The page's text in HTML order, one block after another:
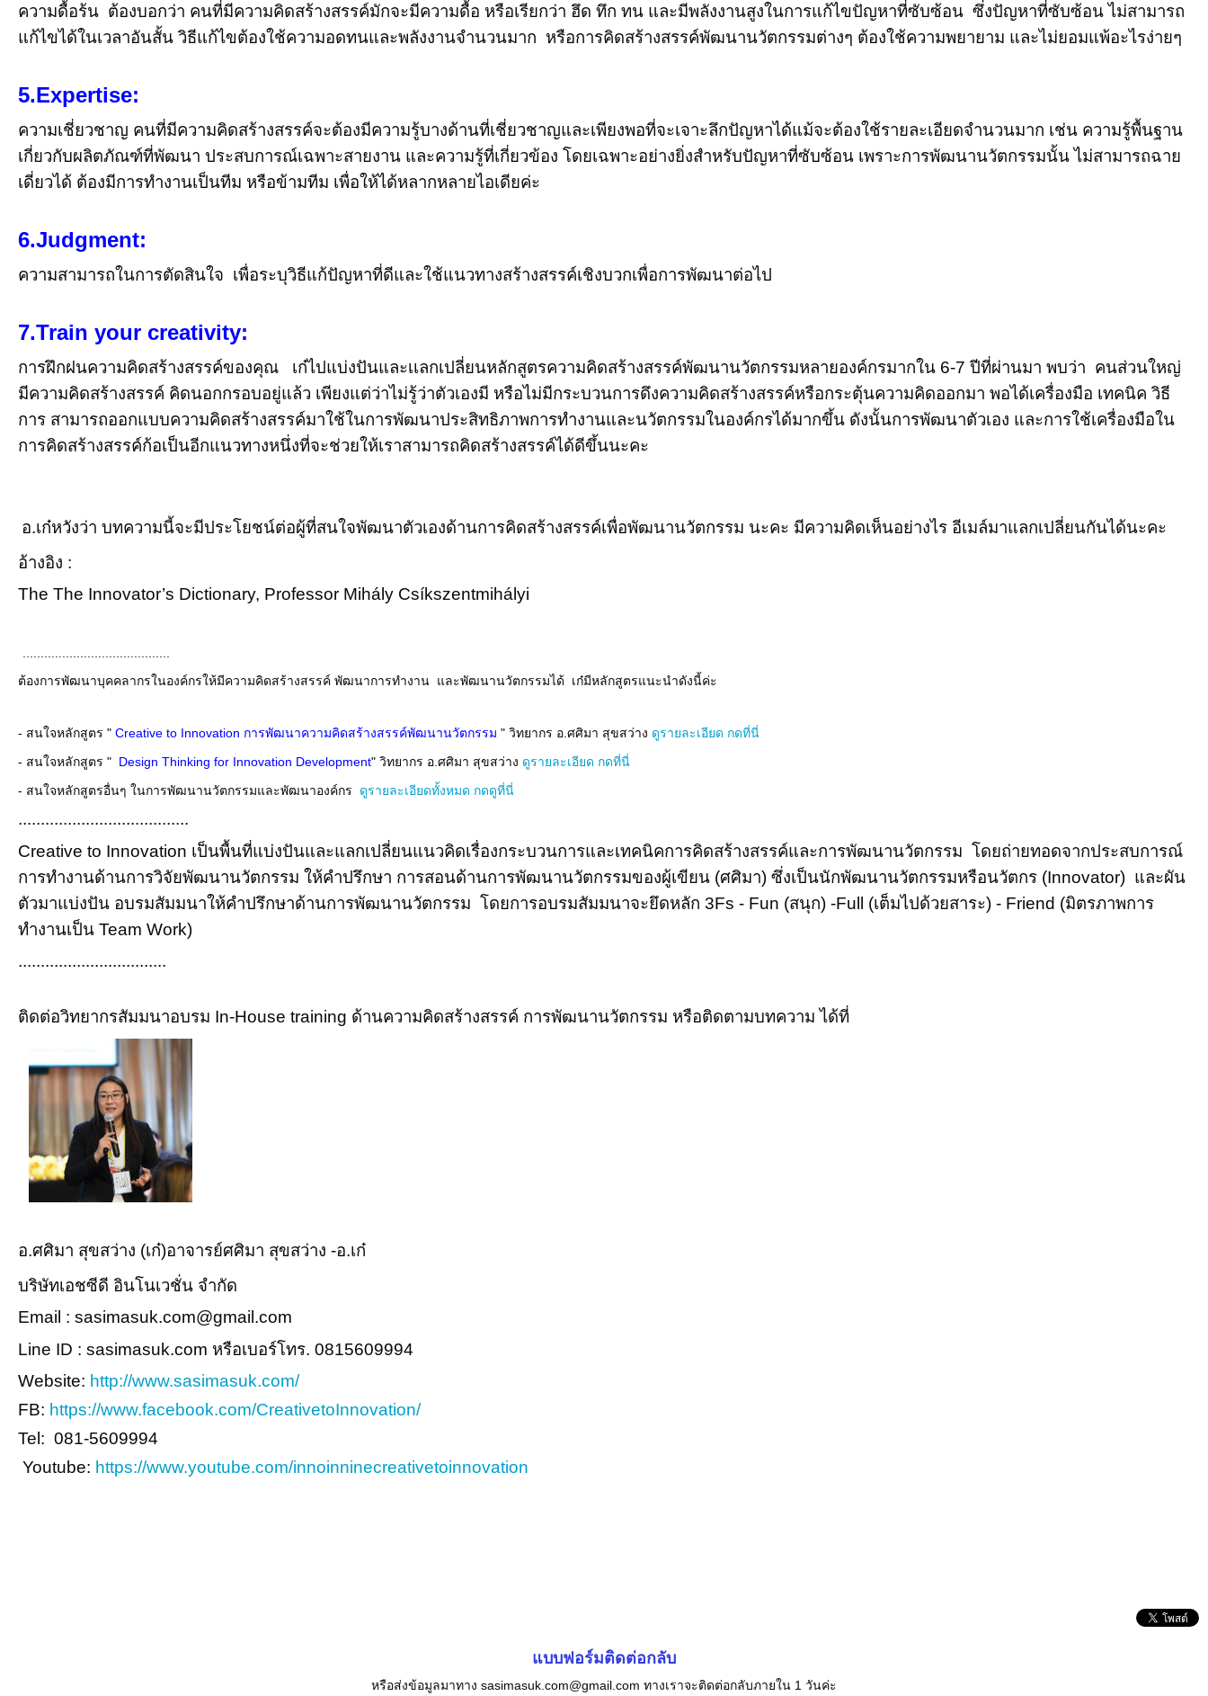
ความดื้อร้น ต้องบอกว่า คนที่มีความคิดสร้างสรรค์มักจะมีความดื้อ หรือเรียกว่า ฮึด ทึก ทน และมีพลังงานสูงในการแก้ไขปัญหาที่ซับซ้อน ซึ่งปัญหาที่ซับซ้อน ไม่สามารถ
แก้ไขได้ในเวลาอันสั้น วิธีแก้ไขต้องใช้ความอดทนและพลังงานจำนวนมาก หรือการคิดสร้างสรรค์พัฒนานวัตกรรมต่างๆ ต้องใช้ความพยายาม และไม่ยอมแพ้อะไรง่ายๆ
5.Expertise:
ความเชี่ยวชาญ คนที่มีความคิดสร้างสรรค์จะต้องมีความรู้บางด้านที่เชี่ยวชาญและเพียงพอที่จะเจาะลึกปัญหาได้แม้จะต้องใช้รายละเอียดจำนวนมาก เช่น ความรู้พื้นฐาน
เกี่ยวกับผลิตภัณฑ์ที่พัฒนา ประสบการณ์เฉพาะสายงาน และความรู้ที่เกี่ยวข้อง โดยเฉพาะอย่างยิ่งสำหรับปัญหาที่ซับซ้อน เพราะการพัฒนานวัตกรรมนั้น ไม่สามารถฉาย
เดี่ยวได้ ต้องมีการทำงานเป็นทีม หรือข้ามทีม เพื่อให้ได้หลากหลายไอเดียค่ะ
6.Judgment:
ความสามารถในการตัดสินใจ เพื่อระบุวิธีแก้ปัญหาที่ดีและใช้แนวทางสร้างสรรค์เชิงบวกเพื่อการพัฒนาต่อไป
7.Train your creativity:
การฝึกฝนความคิดสร้างสรรค์ของคุณ เก๋ไปแบ่งปันและเเลกเปลี่ยนหลักสูตรความคิดสร้างสรรค์พัฒนานวัตกรรมหลายองค์กรมากใน 6-7 ปีที่ผ่านมา พบว่า คนส่วนใหญ่
มีความคิดสร้างสรรค์ คิดนอกกรอบอยู่แล้ว เพียงแต่ว่าไม่รู้ว่าตัวเองมี หรือไม่มีกระบวนการดึงความคิดสร้างสรรค์หรือกระตุ้นความคิดออกมา พอได้เครื่องมือ เทคนิค วิธี
การ สามารถออกแบบความคิดสร้างสรรค์มาใช้ในการพัฒนาประสิทธิภาพการทำงานและนวัตกรรมในองค์กรได้มากขึ้น ดังนั้นการพัฒนาตัวเอง และการใช้เครื่องมือใน
การคิดสร้างสรรค์ก้อเป็นอีกแนวทางหนึ่งที่จะช่วยให้เราสามารถคิดสร้างสรรค์ได้ดีขึ้นนะคะ
อ.เก๋หวังว่า บทความนี้จะมีประโยชน์ต่อผู้ที่สนใจพัฒนาตัวเองด้านการคิดสร้างสรรค์เพื่อพัฒนานวัตกรรม นะคะ มีความคิดเห็นอย่างไร อีเมล์มาแลกเปลี่ยนกันได้นะคะ
อ้างอิง :
The The Innovator’s Dictionary, Professor Mihály Csíkszentmihályi
ต้องการพัฒนาบุคคลากรในองค์กรให้มีความคิดสร้างสรรค์ พัฒนาการทำงาน และพัฒนานวัตกรรมได้ เก๋มีหลักสูตรแนะนำดังนี้ค่ะ
- สนใจหลักสูตร " Creative to Innovation การพัฒนาความคิดสร้างสรรค์พัฒนานวัตกรรม " วิทยากร อ.ศศิมา สุขสว่าง ดูรายละเอียด กดที่นี่
- สนใจหลักสูตร " Design Thinking for Innovation Development" วิทยากร อ.ศศิมา สุขสว่าง ดูรายละเอียด กดที่นี่
- สนใจหลักสูตรอื่นๆ ในการพัฒนานวัตกรรมและพัฒนาองค์กร ดูรายละเอียดทั้งหมด กดดูที่นี่
......................................
Creative to Innovation เป็นพื้นที่แบ่งปันและแลกเปลี่ยนแนวคิดเรื่องกระบวนการและเทคนิคการคิดสร้างสรรค์และการพัฒนานวัตกรรม โดยถ่ายทอดจากประสบการณ์
การทำงานด้านการวิจัยพัฒนานวัตกรรม ให้คำปรึกษา การสอนด้านการพัฒนานวัตกรรมของผู้เขียน (ศศิมา) ซึ่งเป็นนักพัฒนานวัตกรรมหรือนวัตกร (Innovator) และผัน
ตัวมาแบ่งปัน อบรมสัมมนาให้คำปรึกษาด้านการพัฒนานวัตกรรม โดยการอบรมสัมมนาจะยึดหลัก 3Fs - Fun (สนุก) -Full (เต็มไปด้วยสาระ) - Friend (มิตรภาพการ
ทำงานเป็น Team Work)
.................................
ติดต่อวิทยากรสัมมนาอบรม In-House training ด้านความคิดสร้างสรรค์ การพัฒนานวัตกรรม หรือติดตามบทความ ได้ที่
อ.ศศิมา สุขสว่าง (เก๋)อาจารย์ศศิมา สุขสว่าง -อ.เก๋
บริษัทเอชซีดี อินโนเวชั่น จำกัด
Email : sasimasuk.com@gmail.com
Line ID : sasimasuk.com หรือเบอร์โทร. 0815609994
Website: http://www.sasimasuk.com/
FB: https://www.facebook.com/CreativetoInnovation/
Tel: 081-5609994
Youtube: https://www.youtube.com/innoinninecreativetoinnovation
แบบฟอร์มติดต่อกลับ
หรือส่งข้อมูลมาทาง sasimasuk.com@gmail.com ทางเราจะติดต่อกลับภายใน 1 วันค่ะ